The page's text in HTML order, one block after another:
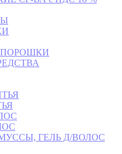
ПОРОШКИ
ГЕЛЬ Д/ВОЛОС